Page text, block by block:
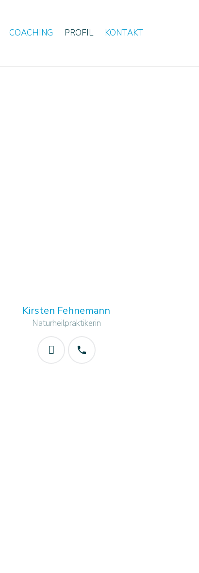
COACHING PROFIL KONTAKT
Kirsten Fehnemann
Naturheilpraktikerin
phone